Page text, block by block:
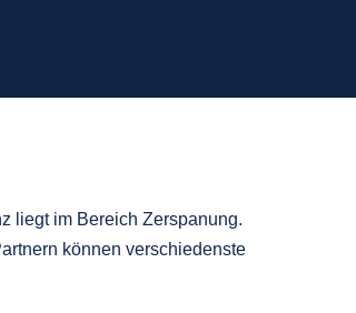
liegt im Bereich Zerspanung.
können verschiedenste